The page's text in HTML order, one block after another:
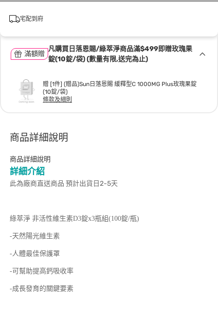
宅配到府
滿額贈
凡購買日落恩賜/綠萃淨商品滿$499即贈玫瑰果
錠(10錠/袋) (數量有限,送完為止)
贈 [1件] (贈品)Sun日落恩賜 緩釋型C 1000MG Plus玫瑰果錠
(10錠/袋)
條款及細則
商品詳細說明
商品詳細說明
詳細介紹
此為廠商直送商品 預計出貨日2-5天
綠萃淨 非活性維生素D3錠x3瓶組(100錠/瓶)
-天然陽光維生素
-人體最佳保護罩
-可幫助提高鈣吸收率
-成長發育的關鍵要素